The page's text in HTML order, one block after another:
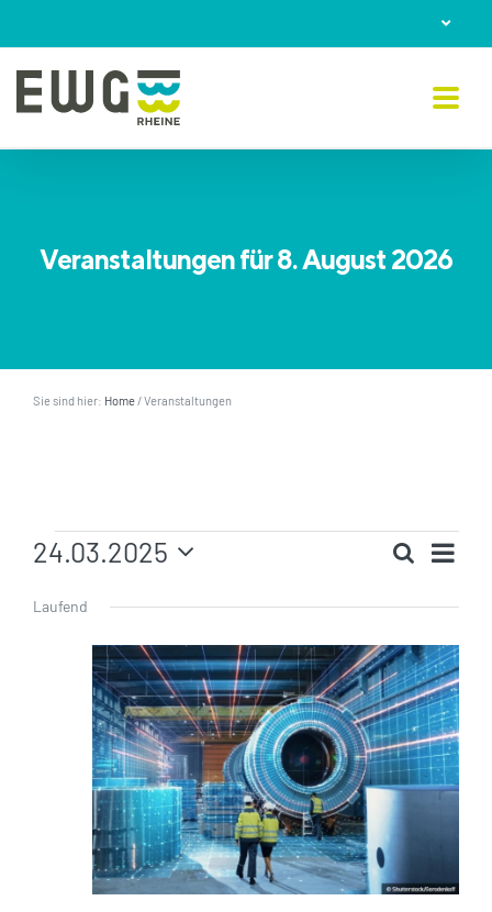
to
content
Veranstaltungen für 8. August 2026
Sie sind hier: Home/Veranstaltungen
Veranstaltungen
24.
März
2025
und
Suche
Tag
24.03.2025
wählen.
Laufend